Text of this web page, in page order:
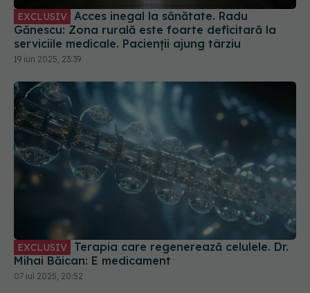
serviciile medicale. Pacienții ajung târziu
19 iun 2025, 23:39
Mihai Băican: E medicament
07 iul 2025, 20:52